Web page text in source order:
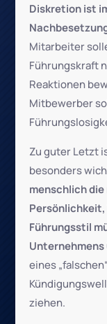
Diskretion ist
Mitarbeiter
Führungskraft
Reaktionen
Mitbewerber
Zu guter Letzt
besonders
menschlich
Führungsstil
eines
ziehen.